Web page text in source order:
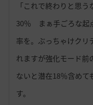
「これで終わりと思
30％ まぁ手ごろな起
率を。ぶっちゃけクリ
れますが強化モード前
ないと潜在18％含めて
す。